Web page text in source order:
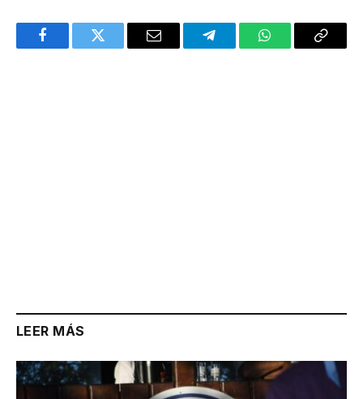
FacebookTwitter Email TelegramWhatsAppCopy
LEER MÁS